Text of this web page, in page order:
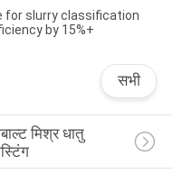
for slurry classification
by 15%+
सभी
मिश्र धातु